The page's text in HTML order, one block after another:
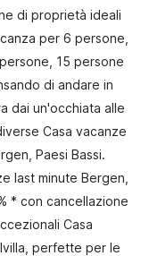
di proprietà ideali
per 6 persone,
15 persone
di andare in
dai un'occhiata alle
Casa vacanze
Paesi Bassi.
last minute Bergen,
* con cancellazione
Casa
perfette per le